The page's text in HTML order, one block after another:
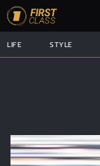
LIFE STYLE